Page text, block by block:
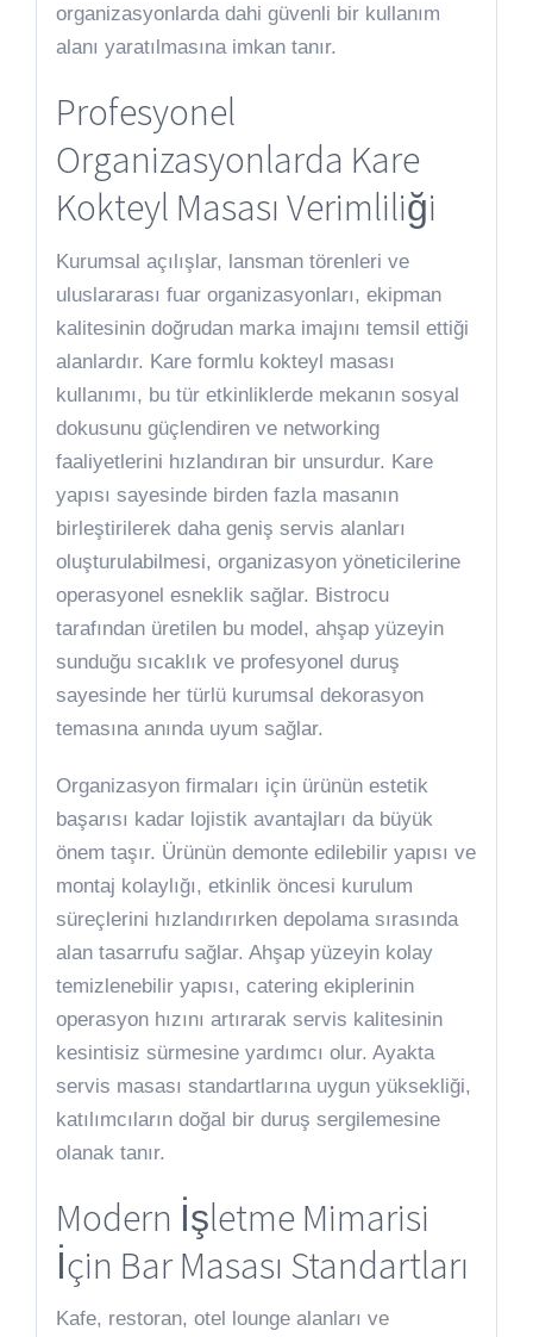
organizasyonlarda dahi güvenli bir kullanım
alanı yaratılmasına imkan tanır.
Profesyonel
Organizasyonlarda Kare
Kokteyl Masası Verimliliği
Kurumsal açılışlar, lansman törenleri ve
uluslararası fuar organizasyonları, ekipman
kalitesinin doğrudan marka imajını temsil ettiği
alanlardır. Kare formlu kokteyl masası
kullanımı, bu tür etkinliklerde mekanın sosyal
dokusunu güçlendiren ve networking
faaliyetlerini hızlandıran bir unsurdur. Kare
yapısı sayesinde birden fazla masanın
birleştirilerek daha geniş servis alanları
oluşturulabilmesi, organizasyon yöneticilerine
operasyonel esneklik sağlar. Bistrocu
tarafından üretilen bu model, ahşap yüzeyin
sunduğu sıcaklık ve profesyonel duruş
sayesinde her türlü kurumsal dekorasyon
temasına anında uyum sağlar.
Organizasyon firmaları için ürünün estetik
başarısı kadar lojistik avantajları da büyük
önem taşır. Ürünün demonte edilebilir yapısı ve
montaj kolaylığı, etkinlik öncesi kurulum
süreçlerini hızlandırırken depolama sırasında
alan tasarrufu sağlar. Ahşap yüzeyin kolay
temizlenebilir yapısı, catering ekiplerinin
operasyon hızını artırarak servis kalitesinin
kesintisiz sürmesine yardımcı olur. Ayakta
servis masası standartlarına uygun yüksekliği,
katılımcıların doğal bir duruş sergilemesine
olanak tanır.
Modern İşletme Mimarisi
İçin Bar Masası Standartları
Kafe, restoran, otel lounge alanları ve